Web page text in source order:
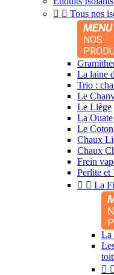
  Tous nos
MENU
NOS
La laine
Trio :
Le
Le Liège
La
Le Coton
Chaux
Chaux
Frein
Perlite et
  La
La
 